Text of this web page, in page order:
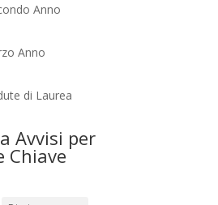
Anno
Anno
di Laurea
Avvisi per
Chiave